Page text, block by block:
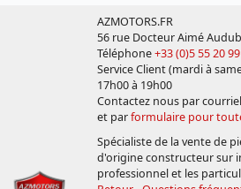
AZMOTORS.FR
56 rue Docteur Aimé
Téléphone+33 (0)5 55 20
Service Client (mardi à
17h00 à 19h00
Contactez nous par
et parformulaire pour
Spécialiste de la vente de
d'origine constructeur sur
professionnel et les